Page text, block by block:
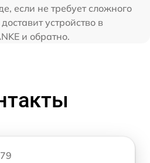
если не требует сложного
устройство в
и обратно.